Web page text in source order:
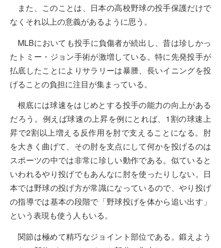
また、このことは、日本の高校野球の投手保護だけで
なくそれ以上の意義があるように思う。
MLBにおいても投手に負傷者が続出し、昔は珍しかっ
たトミー・ジョン手術が激増している。特に先発投手が
払底したことによりサラリーは暴謄、長いイニングを投
げることの負担に注目が集まっている。
根底には球速をはじめとする投手の能力の向上がある
だろう。例えば球速の上昇を例にとれば、1割の球速上
昇で2割以上増える反作用を肘で支えることになる。肘
を大きく曲げて、その肘を支点にして何かを投げるのは
スポーツの中では非常に珍しい動作である。似ていると
いわれるやり投げでもあんなに肘を使ったりしない。日
本では野球の投げ方が常識になっているので、やり投げ
の指導では基本の段階で「野球投げを体から追い出す」
という表現も使う人もいる。
関節は極めて精巧なジョイント部位である。鍛えよう